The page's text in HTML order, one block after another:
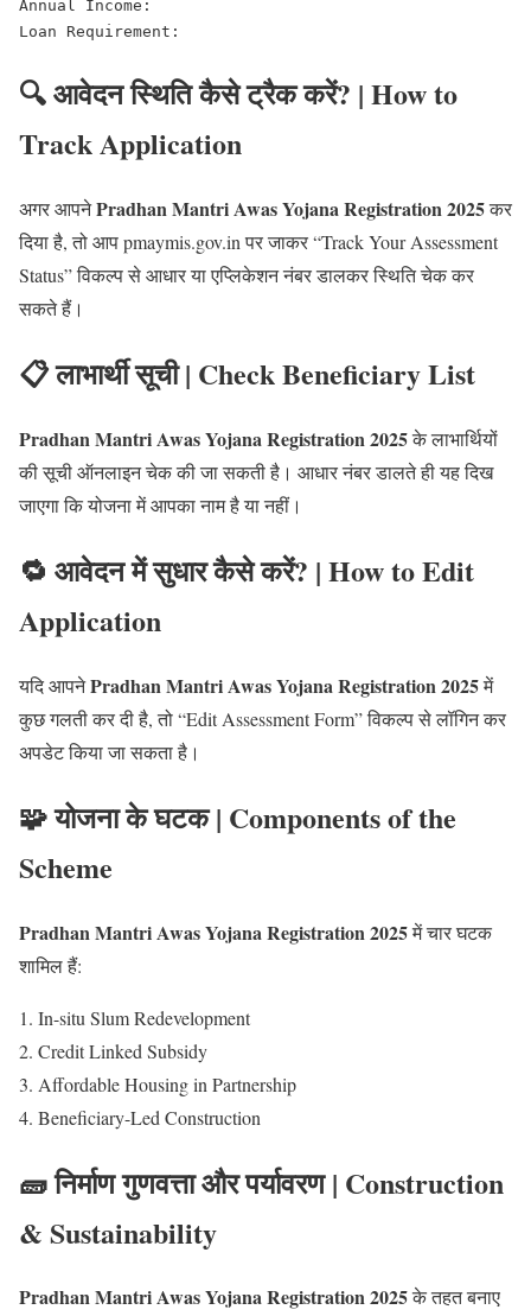
Annual Income:
🔍 आवेदन स्थिति कैसे ट्रैक करें? | How to
Track Application
अगर आपनेPradhan Mantri Awas Yojana Registration 2025कर
दिया है, तो आप pmaymis.gov.in पर जाकर “Track Your Assessment
Status” विकल्प से आधार या एप्लिकेशन नंबर डालकर स्थिति चेक कर
सकते हैं।
📋 लाभार्थी सूची | Check Beneficiary List
Pradhan Mantri Awas Yojana Registration 2025के लाभार्थियों
की सूची ऑनलाइन चेक की जा सकती है। आधार नंबर डालते ही यह दिख
जाएगा कि योजना में आपका नाम है या नहीं।
🔁 आवेदन में सुधार कैसे करें? | How to Edit
Application
यदि आपनेPradhan Mantri Awas Yojana Registration 2025में
कुछ गलती कर दी है, तो “Edit Assessment Form” विकल्प से लॉगिन कर
अपडेट किया जा सकता है।
🧩 योजना के घटक | Components of the
Scheme
Pradhan Mantri Awas Yojana Registration 2025में चार घटक
शामिल हैं:
In-situ Slum Redevelopment
Credit Linked Subsidy
Affordable Housing in Partnership
Beneficiary-Led Construction
🧱 निर्माण गुणवत्ता और पर्यावरण | Construction
& Sustainability
Pradhan Mantri Awas Yojana Registration 2025के तहत बनाए